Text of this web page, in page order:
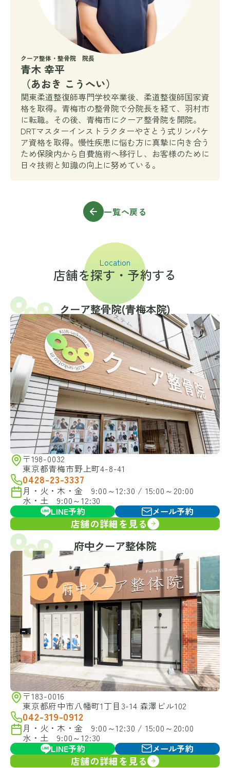
クーア整体・整骨院 院長
青木 幸平
（あおき こうへい）
関東柔道整復師専門学校卒業後、柔道整復師国家資
格を取得。青梅市の整骨院で分院長を経て、羽村市
に転職。その後、青梅市にクーア整骨院を開院。
DRTマスターインストラクターやさとう式リンパケ
ア資格を取得。慢性疾患に悩む方に真摯に向き合う
ため保険内から自費施術へ移行し、お客様のために
日々技術と知識の向上に努めている。
一覧へ戻る
Location
店舗を探す・予約する
クーア整骨院(⻘梅本院)
〒198-0032
東京都青梅市野上町4-8-41
0428-23-3337
月・火・木・金 9:00～12:30 / 15:00～20:00
水・土 9:00～12:30
LINE予約
メール予約
店舗の詳細を見る
府中クーア整体院
〒183-0016
東京都府中市八幡町1丁目3-14 森澤ビル102
042-319-0912
月・火・木・金 9:00～12:30 / 15:00～20:00
水・土 9:00～12:30
LINE予約
メール予約
店舗の詳細を見る